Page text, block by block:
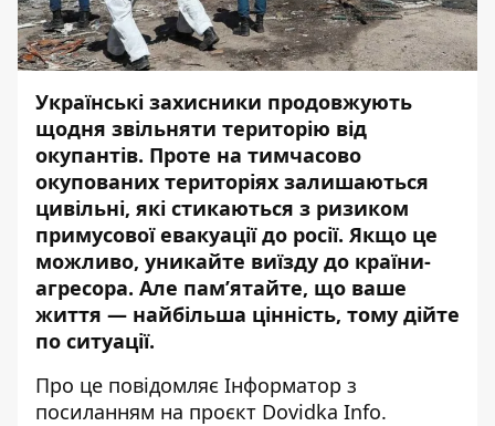
Українські захисники продовжують
щодня звільняти територію від
окупантів. Проте на тимчасово
окупованих територіях залишаються
цивільні, які стикаються з ризиком
примусової евакуації до росії. Якщо це
можливо, уникайте виїзду до країни-
агресора. Але пам’ятайте, що ваше
життя — найбільша цінність, тому дійте
по ситуації.
Про це повідомляє Інформатор з
посиланням на проєкт Dovidka Info.